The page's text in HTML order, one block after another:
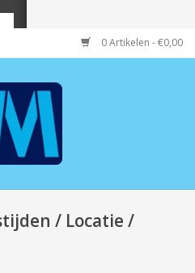
0 Artikelen - €0,00
/ Locatie /